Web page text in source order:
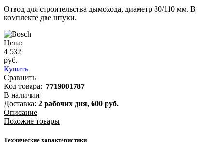
Отвод для строительства дымохода, диаметр 80/110 мм. В
комплекте две штуки.
Цена:
4 532
руб.
Купить
Сравнить
Код товара: 7719001787
В наличии
Доставка: 2 рабочих дня, 600 руб.
Описание
Похожие товары
Технические характеристики